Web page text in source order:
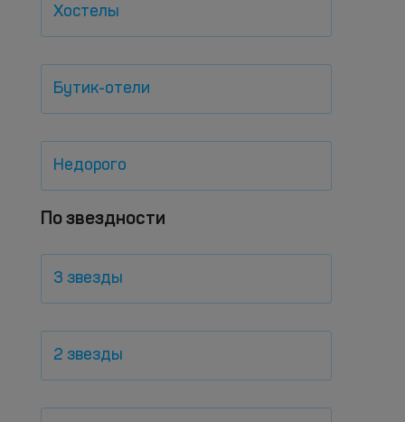
Хостелы
Бутик-отели
Недорого
По звездности
3 звезды
2 звезды